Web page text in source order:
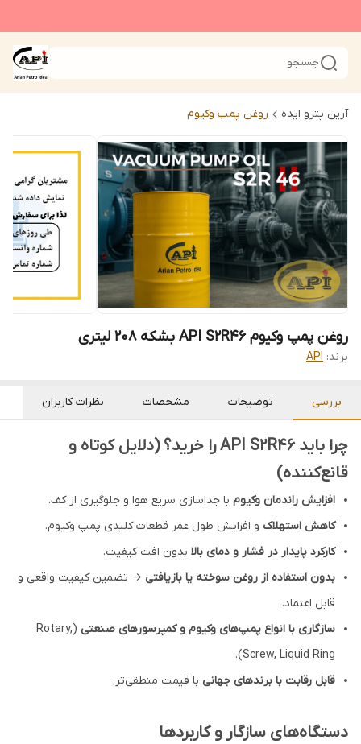
جستجو
آرین پترو ایده روغن پمپ وکیوم
روغن پمپ وکیوم API S2R46 بشکه 208 لیتری
برند: API
بررسی توضیحات مشخصات نظرات کاربران
چرا باید API S2R46 را خرید؟ (دلایل کوتاه و
قانع‌کننده)
افزایش راندمان وکیوم با جداسازی سریع هوا و جلوگیری از کف.
کاهش استهلاک و افزایش طول عمر قطعات کلیدی پمپ وکیوم.
کارکرد پایدار در فشار و دمای بالا بدون افت کیفیت.
بدون استفاده از روغن سوخته یا بازیافتی → تضمین کیفیت واقعی و
قابل اعتماد.
سازگاری با انواع پمپ‌های وکیوم و کمپرسورهای صنعتی
(Rotary,
Screw, Liquid Ring).
قابل رقابت با برندهای جهانی با قیمت منطقی‌تر.
دستگاه‌های سازگار و کاربردها